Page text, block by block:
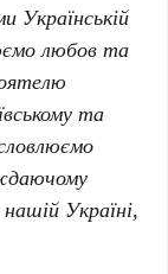
Українській
любов та
та
Україні,